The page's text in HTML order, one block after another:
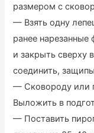
размером с
— Взять одну
ранее нарезанные
и закрыть сверху
соединить,
— Сковороду или
Выложить в
— Поставить